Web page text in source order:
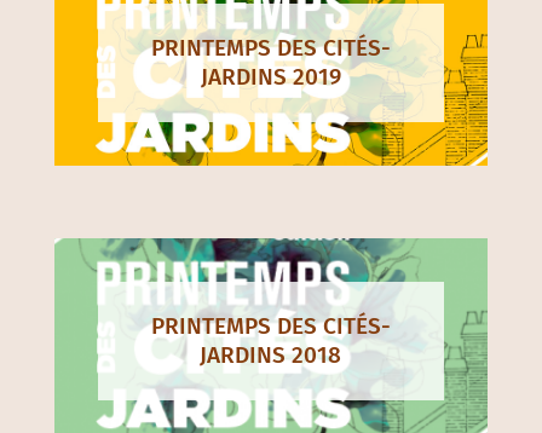
PRINTEMPS DES CITÉS-
JARDINS 2019
PRINTEMPS DES CITÉS-
JARDINS 2018